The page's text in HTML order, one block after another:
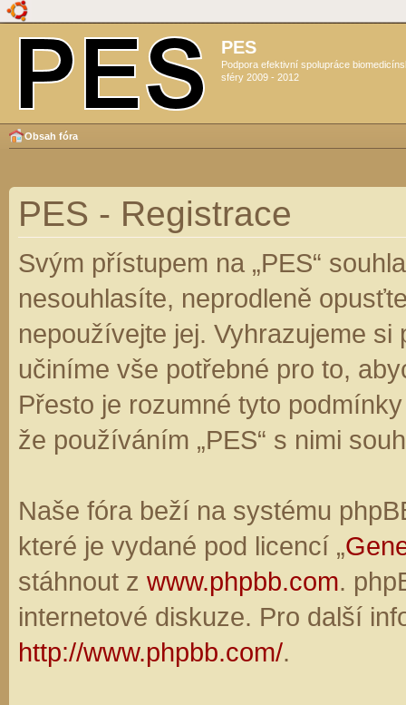
PES
Podpora efektivní spolupráce
sféry 2009 - 2012
Obsah fóra
PES - Registrace
Svým přístupem na „PES“
nesouhlasíte, neprodleně
nepoužívejte jej. Vyhrazujeme
učiníme vše potřebné pro to,
Přesto je rozumné tyto
že používáním „PES“ s nimi
Naše fóra beží na systému
které je vydané pod licencí „
stáhnout z www.phpbb.com.
internetové diskuze. Pro další
http://www.phpbb.com/.